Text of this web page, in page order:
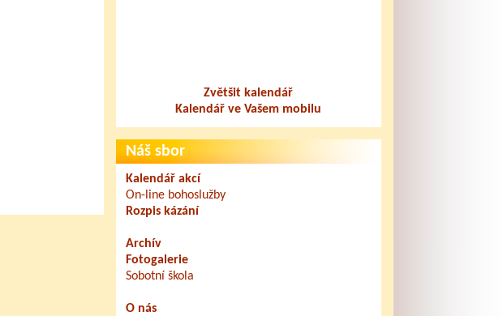
Zvětšit kalendář
Kalendář ve Vašem mobilu
Náš sbor
Kalendář akcí
On-line bohoslužby
Rozpis kázání
Archív
Fotogalerie
Sobotní škola
O nás